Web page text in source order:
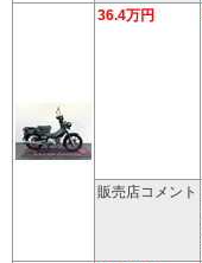
36.4万円
販売店コメント